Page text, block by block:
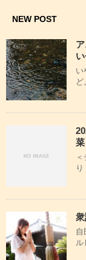
NEW POST
い
自
ル